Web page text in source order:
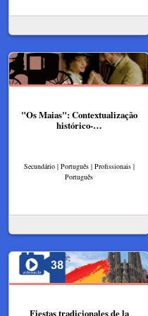
"Os Maias": Contextualização
histórico-…
Secundário | Português | Profissionais |
Português
Fiestas tradicionales de la